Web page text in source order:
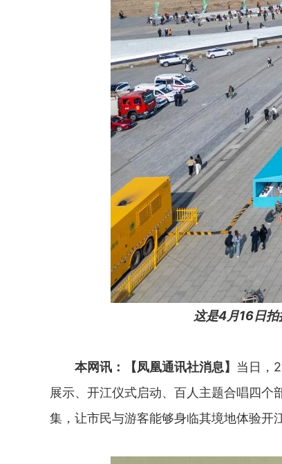
这是4月16日
本网讯：【凤凰通讯社消息】 当日，
展示、开江仪式启动、百人主题合唱四
集，让市民与游客能够身临其境地体验开